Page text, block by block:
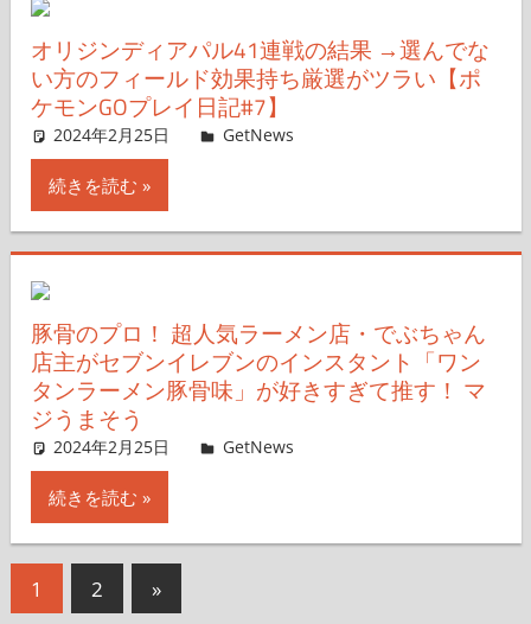
オリジンディアパル41連戦の結果 →選んでな
い方のフィールド効果持ち厳選がツラい【ポ
ケモンGOプレイ日記#7】
2024年2月25日 GetNews
続きを読む
豚骨のプロ！ 超人気ラーメン店・でぶちゃん
店主がセブンイレブンのインスタント「ワン
タンラーメン豚骨味」が好きすぎて推す！ マ
ジうまそう
2024年2月25日 GetNews
続きを読む
投
1 2
次
»